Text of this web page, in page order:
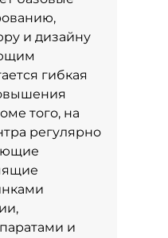
и дизайну
гибкая
того, на
регулярно
и